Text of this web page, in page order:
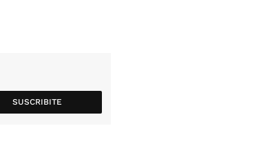
SUSCRIBITE